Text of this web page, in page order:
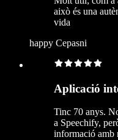
això és una
vida
happy Cepasni
Aplicació
Tinc 70 anys.
a Speechify,
informació amb